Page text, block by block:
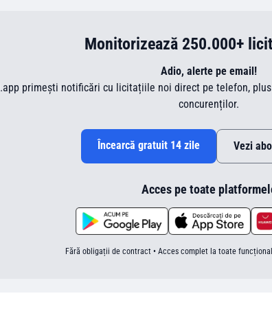
Monitorizează 250.000+
Adio, alerte pe email!
primești notificări cu licitațiile noi direct pe telefon,
concurenților.
Încearcă gratuit 14 zile Vezi
Acces pe toate
Fără obligații de contract • Acces complet la toate